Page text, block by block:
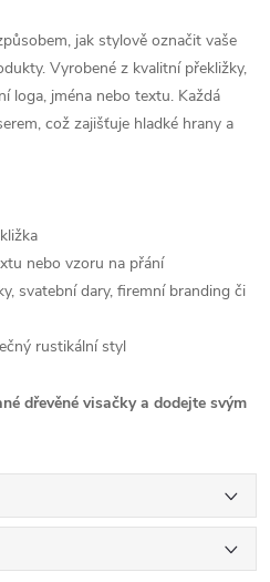
jak stylově označit vaše
Vyrobené z kvalitní překližky,
loga, jména nebo textu. Každá
což zajišťuje hladké hrany a
nebo vzoru na přání
svatební dary, firemní branding či
rustikální styl
dřevěné visačky a dodejte svým